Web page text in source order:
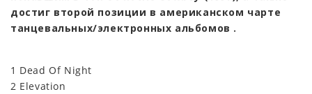
достиг второй позиции в американском чарте
танцевальных/электронных альбомов .
1 Dead Of Night
2 Elevation